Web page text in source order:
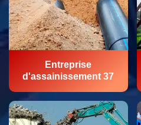
Entreprise
d'assainissement 37